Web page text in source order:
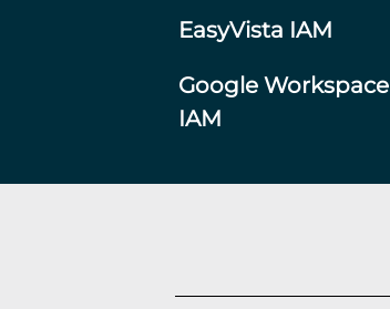
EasyVista IAM
Google Workspace
IAM